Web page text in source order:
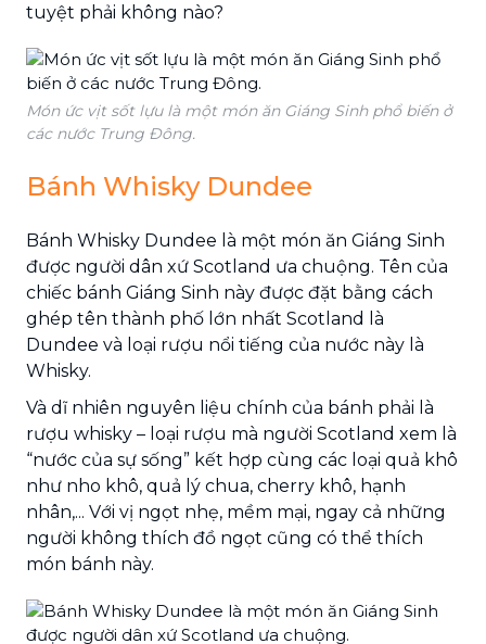
tuyệt phải không nào?
Món ức vịt sốt lựu là một món ăn Giáng Sinh phổ biến ở
các nước Trung Đông.
Bánh Whisky Dundee
Bánh Whisky Dundee là một món ăn Giáng Sinh
được người dân xứ Scotland ưa chuộng. Tên của
chiếc bánh Giáng Sinh này được đặt bằng cách
ghép tên thành phố lớn nhất Scotland là
Dundee và loại rượu nổi tiếng của nước này là
Whisky.
Và dĩ nhiên nguyên liệu chính của bánh phải là
rượu whisky – loại rượu mà người Scotland xem là
“nước của sự sống” kết hợp cùng các loại quả khô
như nho khô, quả lý chua, cherry khô, hạnh
nhân,... Với vị ngọt nhẹ, mềm mại, ngay cả những
người không thích đồ ngọt cũng có thể thích
món bánh này.